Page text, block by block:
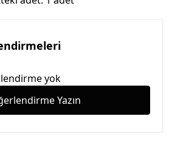
yok
Yazın